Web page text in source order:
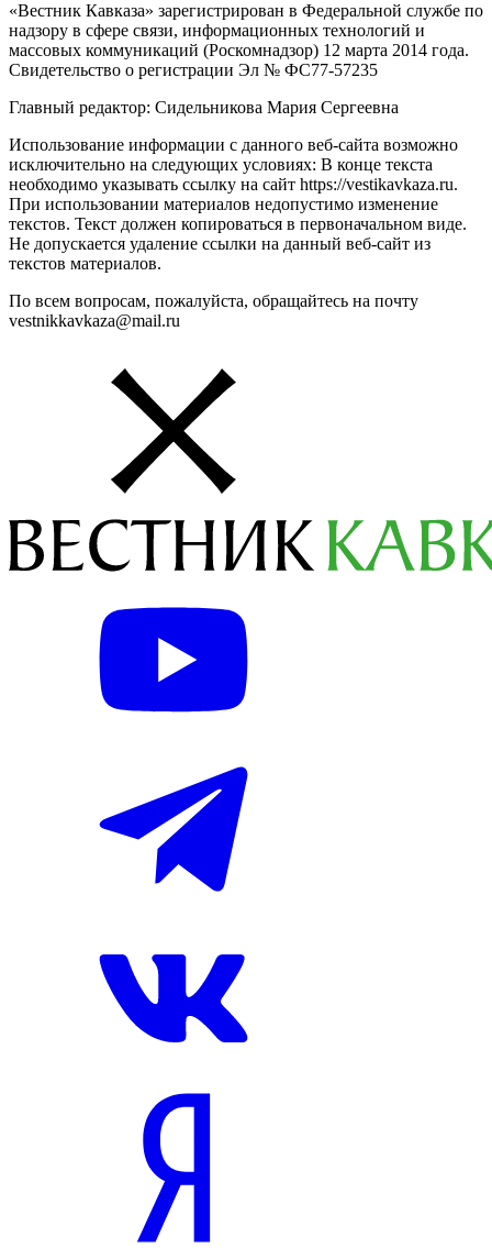
«Вестник Кавказа» зарегистрирован в Федеральной службе по
надзору в сфере связи, информационных технологий и
массовых коммуникаций (Роскомнадзор) 12 марта 2014 года.
Свидетельство о регистрации Эл № ФС77-57235
Главный редактор: Сидельникова Мария Сергеевна
Использование информации с данного веб-сайта возможно
исключительно на следующих условиях: В конце текста
необходимо указывать ссылку на сайт https://vestikavkaza.ru.
При использовании материалов недопустимо изменение
текстов. Текст должен копироваться в первоначальном виде.
Не допускается удаление ссылки на данный веб-сайт из
текстов материалов.
По всем вопросам, пожалуйста, обращайтесь на почту
vestnikkavkaza@mail.ru